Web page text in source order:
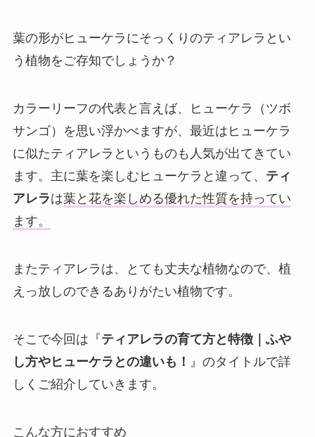
葉の形がヒューケラにそっくりのティアレラとい
う植物をご存知でしょうか？
カラーリーフの代表と言えば、ヒューケラ（ツボ
サンゴ）を思い浮かべますが、最近はヒューケラ
に似たティアレラというものも人気が出てきてい
ます。主に葉を楽しむヒューケラと違って、 ティ
アレラは葉と花を楽しめる優れた性質を持ってい
ます。
またティアレラは、とても丈夫な植物なので、植
えっ放しのできるありがたい植物です。
そこで今回は『ティアレラの育て方と特徴｜ふや
し方やヒューケラとの違いも！ 』のタイトルで詳
しくご紹介していきます。
こんな方におすすめ